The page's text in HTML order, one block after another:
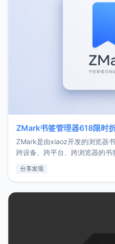
ZMark书签管理器618限时
ZMark是由xiaoz开发的浏览器
跨设备、跨平台、跨浏览器的书
用，让管理更高效。ZMark官网
分享发现